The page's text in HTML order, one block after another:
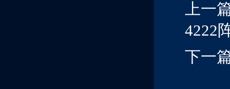
上一
4222
下一